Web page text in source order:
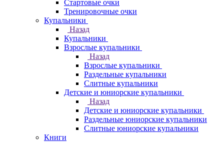
Стартовые очки
Тренировочные очки
Купальники
Назад
Купальники
Взрослые купальники
Назад
Взрослые купальники
Раздельные купальники
Слитные купальники
Детские и юниорские купальники
Назад
Детские и юниорские купальники
Раздельные юниорские купальники
Слитные юниорские купальники
Книги